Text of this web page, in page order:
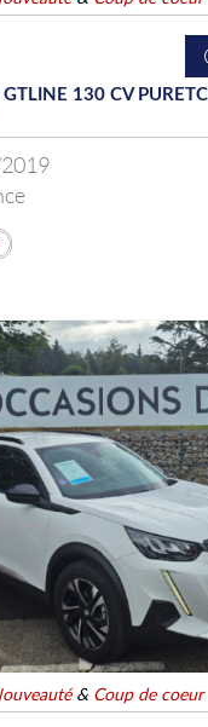
130 CV
& Coup de coeur